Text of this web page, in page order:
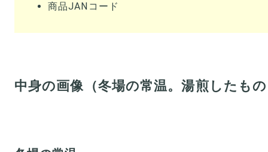
商品JANコード
中身の画像（冬場の常温。湯煎したもの